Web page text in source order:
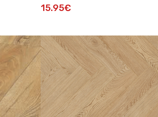
15.95€